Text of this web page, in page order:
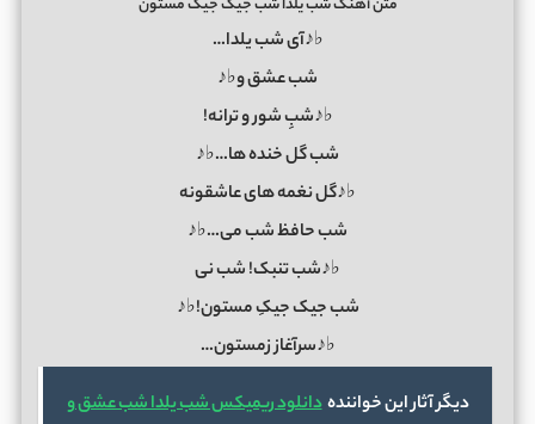
متن آهنگ شب یلدا شب جیک جیک مستون
♭♪آی شب یلدا…
شب عشق و♭♪
♭♪شبِ شور و ترانه!
شب گل خنده ها…♭♪
♭♪گل نغمه های عاشقونه
شب حافظ شب می…♭♪
♭♪شب تنبک! شب نی
شب جیک جیکِ مستون!♭♪
♭♪سرآغاز زمستون…
دیگر آثار این خوانندهدانلود ریمیکس شب یلدا شب عشق و